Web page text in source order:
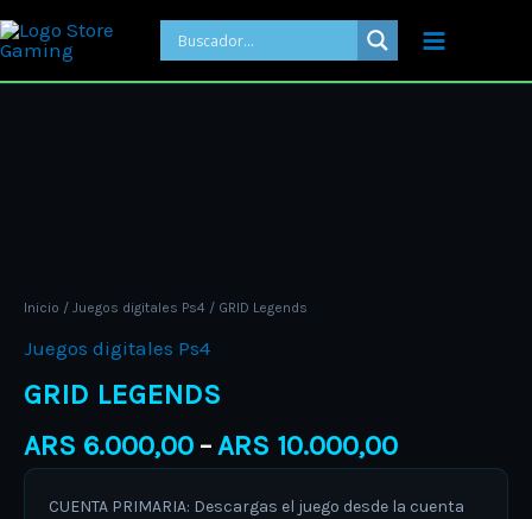
Ir
al
contenido
Inicio / Juegos digitales Ps4 / GRID Legends
Juegos digitales Ps4
GRID LEGENDS
ARS 6.000,00 –ARS 10.000,00
CUENTA PRIMARIA: Descargas el juego desde la cuenta